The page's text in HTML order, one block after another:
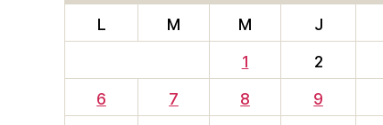
L M M J
1
2
6
7 8 9